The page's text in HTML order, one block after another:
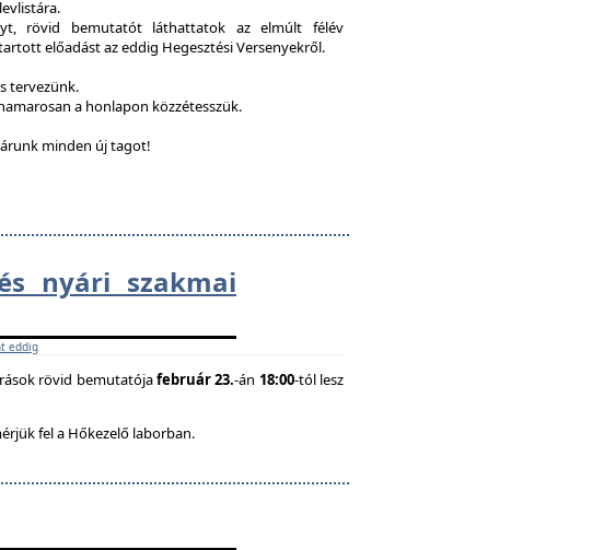
rövid bemutatót láthattatok az elmúlt félév
előadást az eddig Hegesztési Versenyekről.
tervezünk.
a honlapon közzétesszük.
minden új tagot!
nyári szakmai
eddig
rövid bemutatójafebruár 23.-án 18:00-tól lesz
fel a Hőkezelő laborban.